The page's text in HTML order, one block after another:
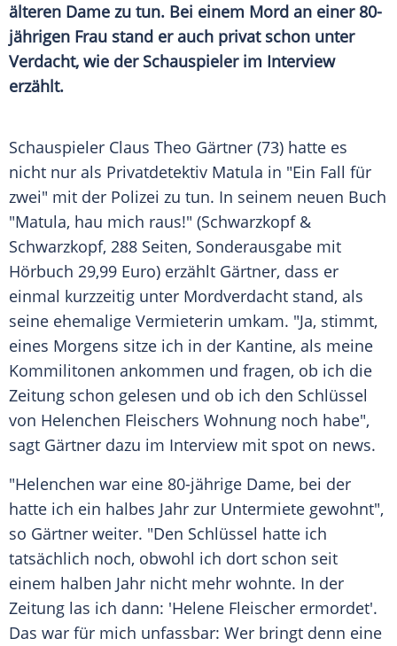
älteren Dame zu tun. Bei einem Mord an einer 80-
jährigen Frau stand er auch privat schon unter
Verdacht, wie der Schauspieler im Interview
erzählt.
Schauspieler Claus Theo Gärtner (73) hatte es
nicht nur als Privatdetektiv Matula in "Ein Fall für
zwei" mit der Polizei zu tun. In seinem neuen Buch
"Matula, hau mich raus!" (Schwarzkopf&
Schwarzkopf, 288 Seiten, Sonderausgabe mit
Hörbuch 29,99 Euro) erzählt Gärtner, dass er
einmal kurzzeitig unter Mordverdacht stand, als
seine ehemalige Vermieterin umkam. "Ja, stimmt,
eines Morgens sitze ich in der Kantine, als meine
Kommilitonen ankommen und fragen, ob ich die
Zeitung schon gelesen und ob ich den Schlüssel
von Helenchen Fleischers Wohnung noch habe",
sagt Gärtner dazu im Interview mit spot on news.
"Helenchen war eine 80-jährige Dame, bei der
hatte ich ein halbes Jahr zur Untermiete gewohnt",
so Gärtner weiter. "Den Schlüssel hatte ich
tatsächlich noch, obwohl ich dort schon seit
einem halben Jahr nicht mehr wohnte. In der
Zeitung las ich dann: 'Helene Fleischer ermordet'.
Das war für mich unfassbar: Wer bringt denn eine